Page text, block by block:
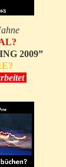
2009”